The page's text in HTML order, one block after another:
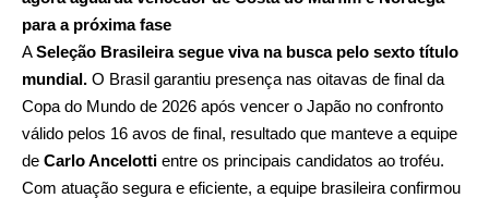
para a próxima fase
ASeleção Brasileira segue viva na busca pelo sexto título
mundial. O Brasil garantiu presença nas oitavas de final da
Copa do Mundo de 2026 após vencer o Japão no confronto
válido pelos 16 avos de final, resultado que manteve a equipe
de Carlo Ancelotti entre os principais candidatos ao troféu.
Com atuação segura e eficiente, a equipe brasileira confirmou